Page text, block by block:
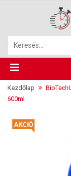
Kezdőlap
600ml